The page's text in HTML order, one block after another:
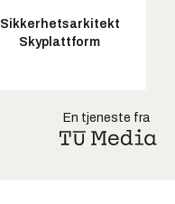
Sikkerhetsarkitekt
Skyplattform
En tjeneste fra